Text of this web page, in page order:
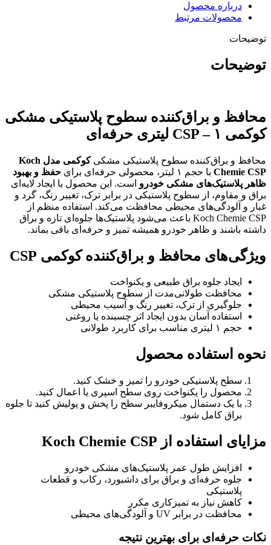
لیتری
حرفه‌ای
درباره محصول
محصولات مرتبط
توضیحات
توضیحات
محافظ و براق‌کننده سطوح پلاستیکی مشکی
کوکمی CSP – ۱ لیتری حرفه‌ای
محافظ و براق‌کننده سطوح پلاستیکی مشکی
کوکمی مدل Koch
Chemie CSP با حجم ۱ لیتر، محصولی حرفه‌ای برای
حفظ و بهبود
ظاهر پلاستیک‌های مشکی خودرو است. این محصول با ایجاد لایه‌ای
براق و مقاوم، از سطوح پلاستیکی در برابر ترک، تغییر رنگ، گرد و
غبار و آلودگی‌های محیطی محافظت می‌کند. استفاده منظم از
Koch Chemie CSP باعث می‌شود پلاستیک‌ها جلوه‌ای تازه و براق
داشته باشند و ظاهر خودرو همیشه تمیز و حرفه‌ای باقی بماند.
ویژگی‌های محافظ و براق‌کننده کوکمی CSP
ایجاد جلوه براق طبیعی و یکنواخت
محافظت طولانی‌مدت از سطوح پلاستیکی مشکی
جلوگیری از ترک، تغییر رنگ و آسیب محیطی
استفاده آسان بدون ایجاد اثر چسبنده یا روغنی
حجم ۱ لیتری مناسب برای کاربرد طولانی
نحوه استفاده محصول
سطح پلاستیکی خودرو را تمیز و خشک کنید.
محصول را یکنواخت روی سطح اسپری یا اعمال کنید.
با یک دستمال میکروفایبر سطح را پخش و پولیش کنید تا جلوه
براق کامل شود.
مزایای استفاده از Koch Chemie CSP
افزایش طول عمر پلاستیک‌های مشکی خودرو
جلوه حرفه‌ای و براق برای داشبورد، رکاب و قطعات
پلاستیکی
کاهش نیاز به تمیزکاری مکرر
محافظت در برابر UV و آلودگی‌های محیطی
نکات حرفه‌ای برای بهترین نتیجه